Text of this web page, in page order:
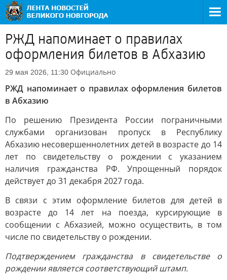
РЖД напоминает о правилах
оформления билетов в Абхазию
29 мая 2026, 11:30 Официально
РЖД напоминает о правилах оформления билетов
в Абхазию
По решению Президента России пограничными
службами организован пропуск в Республику
Абхазию несовершеннолетних детей в возрасте до 14
лет по свидетельству о рождении с указанием
наличия гражданства РФ. Упрощенный порядок
действует до 31 декабря 2027 года.
В связи с этим оформление билетов для детей в
возрасте до 14 лет на поезда, курсирующие в
сообщении с Абхазией, можно осуществить, в том
числе по свидетельству о рождении.
Подтверждением гражданства в свидетельстве о
рождении является соответствующий штамп.